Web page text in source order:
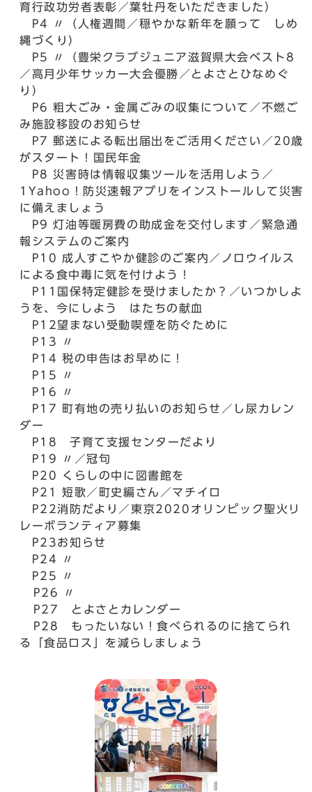
育行政功労者表彰／葉牡丹をいただきました）
P4 〃（人権週間／穏やかな新年を願って しめ
縄づくり）
P5 〃（豊栄クラブジュニア滋賀県大会ベスト8
／高月少年サッカー大会優勝／とよさとひなめぐ
り）
P6 粗大ごみ・金属ごみの収集について／不燃ご
み施設移設のお知らせ
P7 郵送による転出届出をご活用ください／20歳
がスタート！国民年金
P8 災害時は情報収集ツールを活用しよう／
1Yahoo！防災速報アプリをインストールして災害
に備えましょう
P9 灯油等暖房費の助成金を交付します／緊急通
報システムのご案内
P10 成人すこやか健診のご案内／ノロウイルス
による食中毒に気を付けよう！
P11国保特定健診を受けましたか？／いつかしよ
うを、今にしよう はたちの献血
P12望まない受動喫煙を防ぐために
P13 〃
P14 税の申告はお早めに！
P15 〃
P16 〃
P17 町有地の売り払いのお知らせ／し尿カレン
ダー
P18 子育て支援センターだより
P19 〃／冠句
P20 くらしの中に図書館を
P21 短歌／町史編さん／マチイロ
P22消防だより／東京2020オリンピック聖火リ
レーボランティア募集
P23お知らせ
P24 〃
P25 〃
P26 〃
P27 とよさとカレンダー
P28 もったいない！食べられるのに捨てられ
る「食品ロス」を減らしましょう